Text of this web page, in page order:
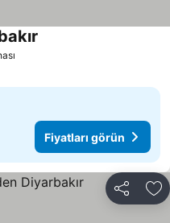
Fiyatları görün
Paylaş